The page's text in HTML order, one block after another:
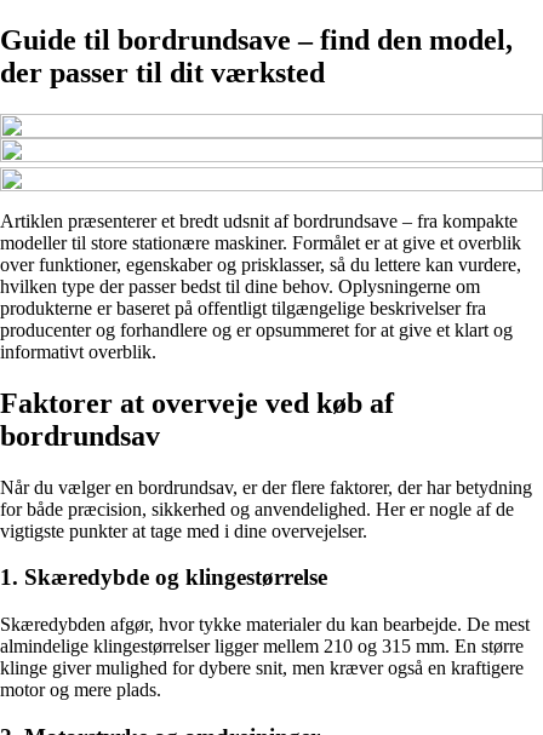
Guide til bordrundsave – find den model,
der passer til dit værksted
Artiklen præsenterer et bredt udsnit af bordrundsave – fra kompakte
modeller til store stationære maskiner. Formålet er at give et overblik
over funktioner, egenskaber og prisklasser, så du lettere kan vurdere,
hvilken type der passer bedst til dine behov. Oplysningerne om
produkterne er baseret på offentligt tilgængelige beskrivelser fra
producenter og forhandlere og er opsummeret for at give et klart og
informativt overblik.
Faktorer at overveje ved køb af
bordrundsav
Når du vælger en bordrundsav, er der flere faktorer, der har betydning
for både præcision, sikkerhed og anvendelighed. Her er nogle af de
vigtigste punkter at tage med i dine overvejelser.
1. Skæredybde og klingestørrelse
Skæredybden afgør, hvor tykke materialer du kan bearbejde. De mest
almindelige klingestørrelser ligger mellem 210 og 315 mm. En større
klinge giver mulighed for dybere snit, men kræver også en kraftigere
motor og mere plads.